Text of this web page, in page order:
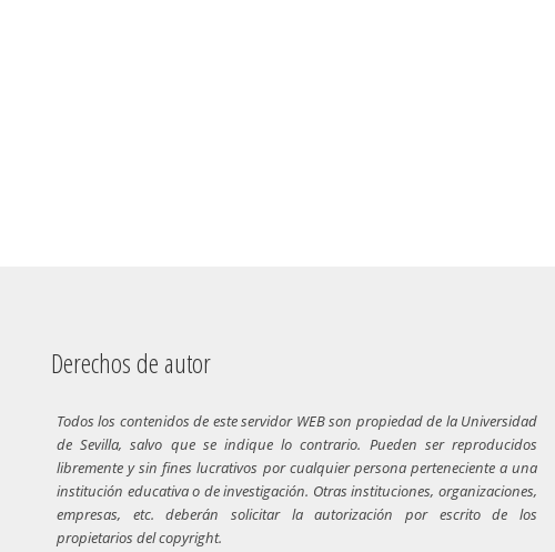
Derechos de autor
Todos los contenidos de este servidor WEB son propiedad de la Universidad
de Sevilla, salvo que se indique lo contrario. Pueden ser reproducidos
libremente y sin fines lucrativos por cualquier persona perteneciente a una
institución educativa o de investigación. Otras instituciones, organizaciones,
empresas, etc. deberán solicitar la autorización por escrito de los
propietarios del copyright.